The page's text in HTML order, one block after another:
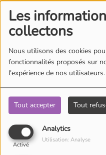
Les
collectons
Nous utilisons des cookies
fonctionnalités proposés sur
l'expérience de nos utilisateurs.
Tout accepter Tout
Analytics
Activé
Utilisation: Analyse
Pitchoun Rédac
Qui sommes-nous ?
Contact
grâce à Pitchoun, Juliana,